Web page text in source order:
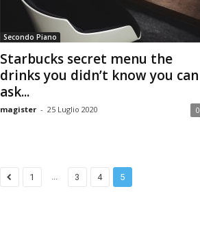
Secondo Piano
Starbucks secret menu the
drinks you didn’t know you can
ask...
magister - 25 Luglio 2020 0
1 ... 3 4 5